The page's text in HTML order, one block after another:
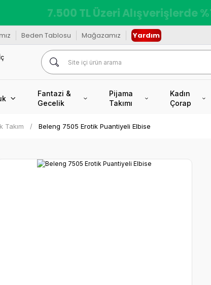
7.500 TL Üzeri Alışverişlerde
Beden Tablosu Mağazamız Yardım
Fantazi &
Gecelik
Pijama
Takımı
Kadın
Çorap
Takım Beleng 7505 Erotik Puantiyeli Elbise